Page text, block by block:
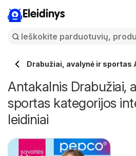
Eleidinys
Drabužiai, avalynė ir sportas
Antakalnis Drabužiai,
sportas kategorijos
leidiniai